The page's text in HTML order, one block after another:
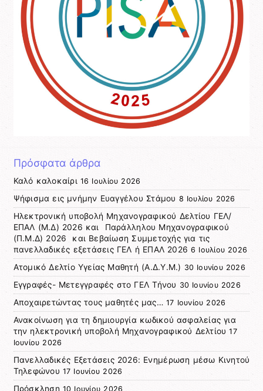
Πρόσφατα άρθρα
Καλό καλοκαίρι 16 Ιουλίου 2026
Ψήφισμα εις μνήμην Ευαγγέλου Στάμου 8 Ιουλίου 2026
Ηλεκτρονική υποβολή Μηχανογραφικού Δελτίου ΓΕΛ/
ΕΠΑΛ (Μ.Δ) 2026 και Παράλληλου Μηχανογραφικού
(Π.Μ.Δ) 2026 και Βεβαίωση Συμμετοχής για τις
πανελλαδικές εξετάσεις ΓΕΛ ή ΕΠΑΛ 2026 6 Ιουλίου 2026
Ατομικό Δελτίο Υγείας Μαθητή (Α.Δ.Υ.Μ.) 30 Ιουνίου 2026
Εγγραφές- Μετεγγραφές στο ΓΕΛ Τήνου 30 Ιουνίου 2026
Αποχαιρετώντας τους μαθητές μας… 17 Ιουνίου 2026
Ανακοίνωση για τη δημιουργία κωδικού ασφαλείας για
την ηλεκτρονική υποβολή Μηχανογραφικού Δελτίου 17
Ιουνίου 2026
Πανελλαδικές Εξετάσεις 2026: Ενημέρωση μέσω Κινητού
Τηλεφώνου 17 Ιουνίου 2026
Πρόσκληση 10 Ιουνίου 2026